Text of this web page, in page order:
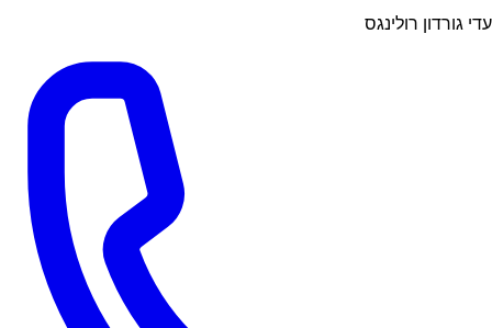
עדי גורדון רולינגס